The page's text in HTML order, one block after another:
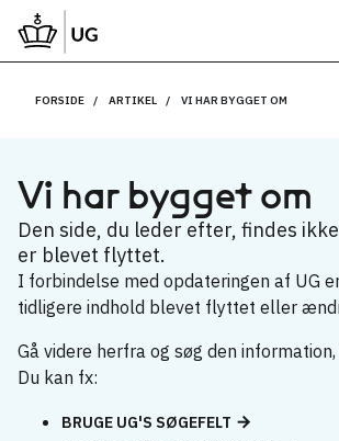
FORSIDE ARTIKEL VI HAR BYGGET OM
Vi har bygget om
Den side, du leder efter, findes
er blevet flyttet.
I forbindelse med opdateringen af UG
tidligere indhold blevet flyttet eller
Gå videre herfra og søg den
Du kan fx:
BRUGE UG'S SØGEFELT